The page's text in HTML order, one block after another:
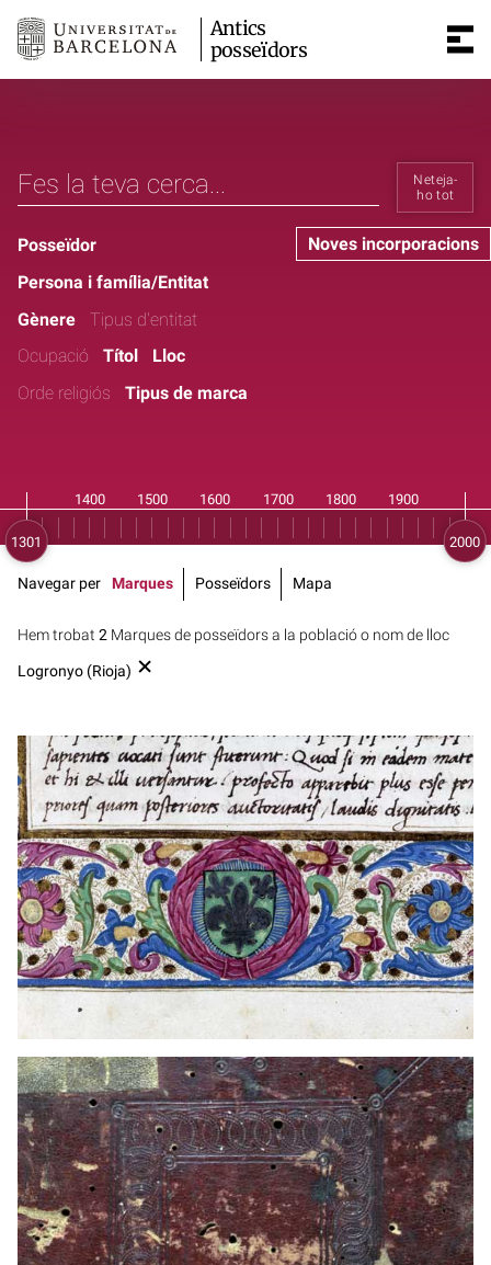
Antics
posseïdors
Neteja-
ho tot
Noves incorporacions
Posseïdor
Persona i família/Entitat
Gènere
Tipus d'entitat
Ocupació
Títol
Lloc
Orde religiós
Tipus de marca
Hem trobat 2 Marques de posseïdors a la població o nom de lloc
Logronyo (Rioja)
Navegar per Marques Posseïdors Mapa